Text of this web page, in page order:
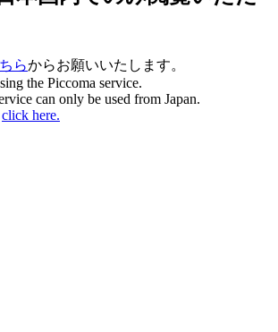
らからお願いいたします。
the Piccoma service.
can only be used from Japan.
click here.